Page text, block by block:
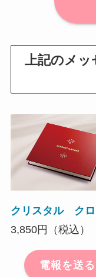
上記のメッ
クリスタル クロ
3,850円（税込）
電報を送る